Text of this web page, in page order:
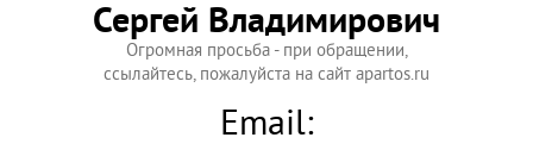
Сергей Владимирович
Огромная просьба - при обращении,
ссылайтесь, пожалуйста на сайт apartos.ru
Email: